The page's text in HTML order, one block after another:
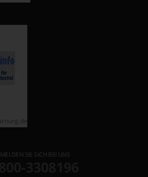
MELDEN SIE SICH BEI UNS